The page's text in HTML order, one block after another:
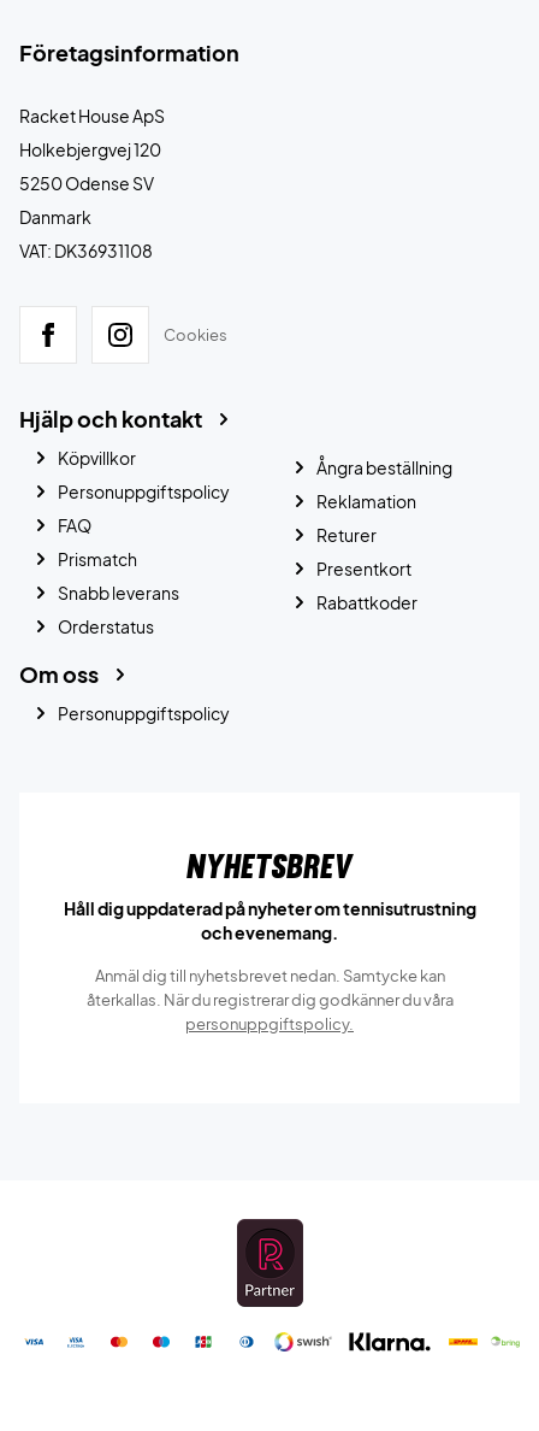
Företagsinformation
Racket House ApS
Holkebjergvej 120
5250 Odense SV
Danmark
VAT: DK36931108
Cookies
Hjälp och kontakt
Köpvillkor
Personuppgiftspolicy
FAQ
Prismatch
Snabb leverans
Orderstatus
Ångra beställning
Reklamation
Returer
Presentkort
Rabattkoder
Om oss
Personuppgiftspolicy
Nyhetsbrev
Håll dig uppdaterad på nyheter om tennisutrustning
och evenemang.
Anmäl dig till nyhetsbrevet nedan. Samtycke kan
återkallas. När du registrerar dig godkänner du våra
personuppgiftspolicy.